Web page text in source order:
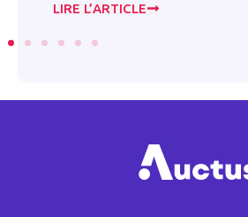
LIRE L’ARTICLE